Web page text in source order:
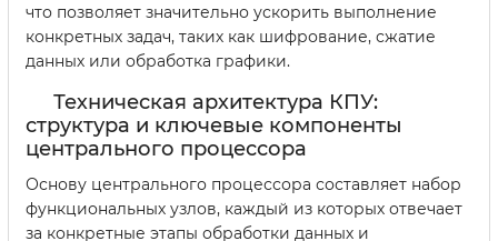
что позволяет значительно ускорить выполнение
конкретных задач, таких как шифрование, сжатие
данных или обработка графики.
Техническая архитектура КПУ:
структура и ключевые компоненты
центрального процессора
Основу центрального процессора составляет набор
функциональных узлов, каждый из которых отвечает
за конкретные этапы обработки данных и